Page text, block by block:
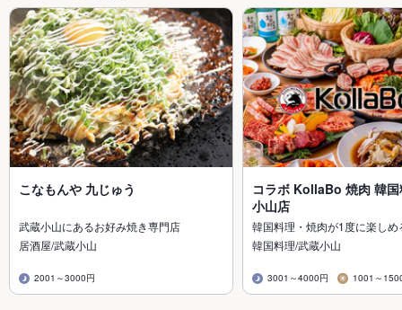
こなもんや 九じゅう
武蔵小山にあるお好み焼き専門店
居酒屋/武蔵小山
2001～3000円
コラボ KollaBo 焼肉 韓
小山店
韓国料理・焼肉が1度に楽し
韓国料理/武蔵小山
3001～4000円 1001～